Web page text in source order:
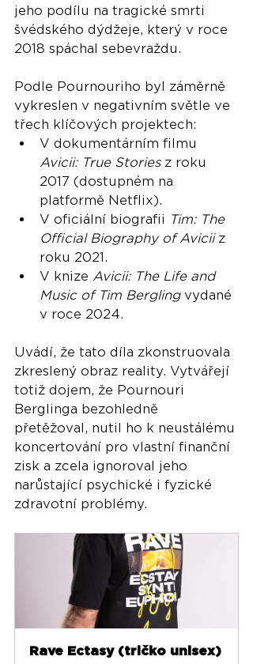
jeho podílu na tragické smrti
švédského dýdžeje, který v roce
2018 spáchal sebevraždu.
Podle Pournouriho byl záměrně
vykreslen v negativním světle ve
třech klíčových projektech:
V dokumentárním filmu
Avicii: True Stories z roku
2017 (dostupném na
platformě Netflix).
V oficiální biografii Tim: The
Official Biography of Avicii z
roku 2021.
V knize Avicii: The Life and
Music of Tim Bergling vydané
v roce 2024.
Uvádí, že tato díla zkonstruovala
zkreslený obraz reality. Vytvářejí
totiž dojem, že Pournouri
Berglinga bezohledně
přetěžoval, nutil ho k neustálému
koncertování pro vlastní finanční
zisk a zcela ignoroval jeho
narůstající psychické i fyzické
zdravotní problémy.
Rave Ectasy (tričko unisex)